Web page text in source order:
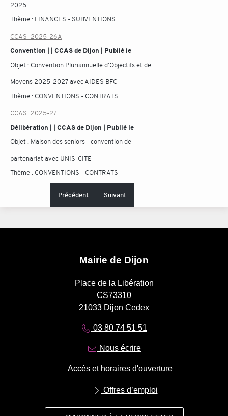
2025
Thème : FINANCES - SUBVENTIONS
CCAS_2025-26A
Convention | | CCAS de Dijon | Publié le
Objet : Convention Pluriannuelle d'Objectifs et de
Moyens 2025-2027 avec AIDES BFC
Thème : CONVENTIONS - CONTRATS
CCAS_2025-27
Délibération | | CCAS de Dijon | Publié le
Objet : Maison des seniors - convention de
partenariat avec UNIS-CITE
Thème : CONVENTIONS - CONTRATS
Précédent Suivant
Mairie de Dijon
Place de la Libération
CS73310
21033 Dijon Cedex
03 80 74 51 51
Nous écrire
Accès et horaires d'ouverture
Offres d’emploi